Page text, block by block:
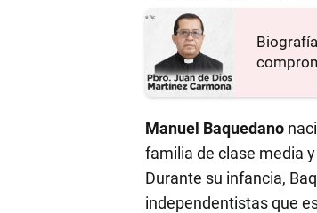
Manuel Baquedano
familia de clase media
Durante su infancia,
independentistas que